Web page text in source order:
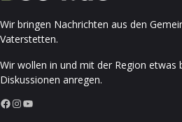
Wir bringen Nachrichten aus den
Vaterstetten.
Wir wollen in und mit der Region etwas
Diskussionen anregen.
Facebook InstagramYouTube